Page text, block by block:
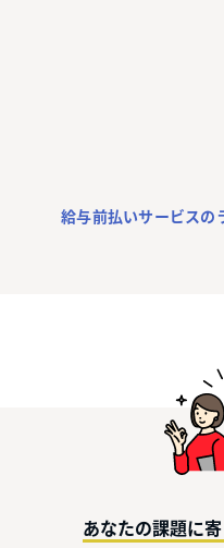
給与前払いサービスの
あなたの課題に